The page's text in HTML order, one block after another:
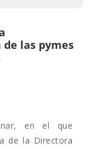
las pymes
en el que
de la Directora